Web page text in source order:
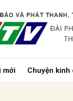
mới Chuyện kinh